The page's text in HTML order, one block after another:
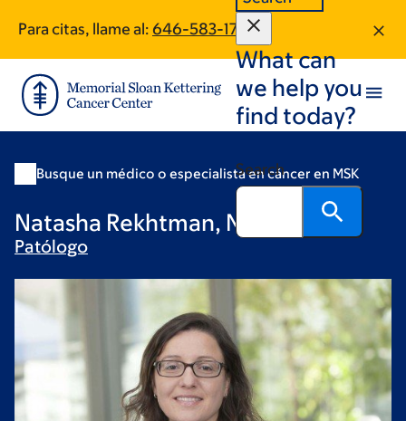
main
content
footer
Para citas, llame al: 646-583-1751
What can
we help you
find today?
Search
Busque un médico o especialista en cáncer en MSK
Natasha Rekhtman, MD, PhD
Patólogo